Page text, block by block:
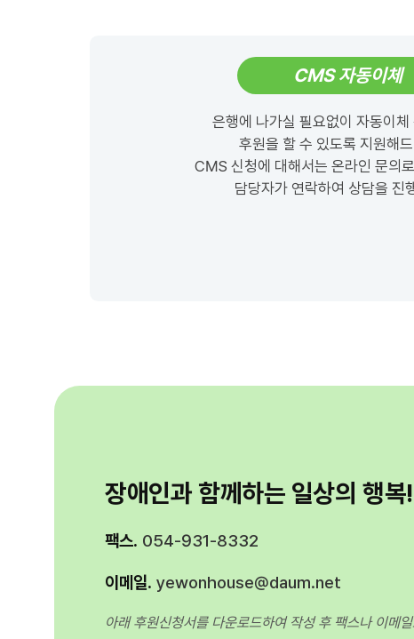
CMS 자동이체
은행에 나가실 필요없이 자동이체
후원을 할 수 있도록 지원해
CMS 신청에 대해서는 온라인 문의
담당자가 연락하여 상담을 진
장애인과 함께하는 일상의 행복!
팩스. 054-931-8332
이메일. yewonhouse@daum.net
아래 후원신청서를 다운로드하여 작성 후 팩스나 이메